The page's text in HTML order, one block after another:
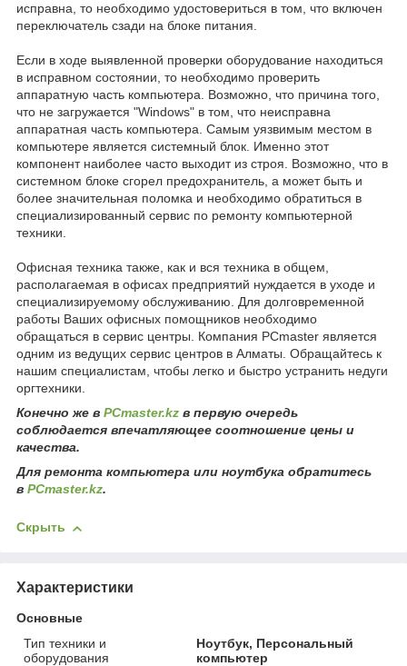
исправна, то необходимо удостовериться в том, что включен
переключатель сзади на блоке питания.
Если в ходе выявленной проверки оборудование находиться
в исправном состоянии, то необходимо проверить
аппаратную часть компьютера. Возможно, что причина того,
что не загружается "Windows" в том, что неисправна
аппаратная часть компьютера. Самым уязвимым местом в
компьютере является системный блок. Именно этот
компонент наиболее часто выходит из строя. Возможно, что в
системном блоке сгорел предохранитель, а может быть и
более значительная поломка и необходимо обратиться в
специализированный сервис по ремонту компьютерной
техники.
Офисная техника также, как и вся техника в общем,
располагаемая в офисах предприятий нуждается в уходе и
специализируемому обслуживанию. Для долговременной
работы Ваших офисных помощников необходимо
обращаться в сервис центры. Компания PCmaster является
одним из ведущих сервис центров в Алматы. Обращайтесь к
нашим специалистам, чтобы легко и быстро устранить недуги
оргтехники.
Конечно же в PCmaster.kz в первую очередь
соблюдается впечатляющее соотношение цены и
качества.
Для ремонта компьютера или ноутбука обратитесь
в PCmaster.kz.
Скрыть
Характеристики
Основные
Тип техники и
оборудования
Ноутбук, Персональный
компьютер